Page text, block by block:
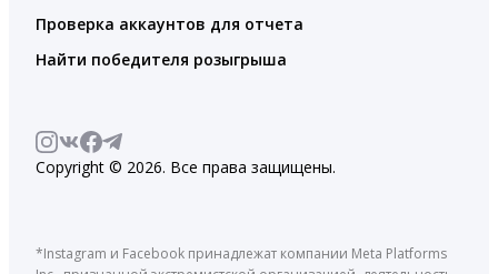
Проверка аккаунтов для отчета
Найти победителя розыгрыша
Copyright © 2026. Все права защищены.
*Instagram и Facebook принадлежат компании Meta Platforms